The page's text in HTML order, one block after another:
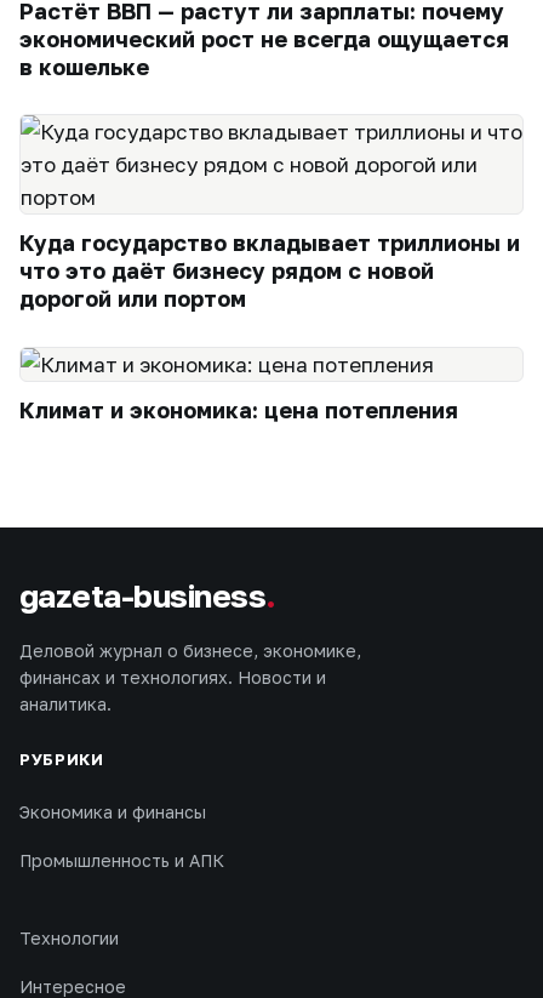
Растёт ВВП — растут ли зарплаты: почему
экономический рост не всегда ощущается
в кошельке
Куда государство вкладывает триллионы и
что это даёт бизнесу рядом с новой
дорогой или портом
Климат и экономика: цена потепления
gazeta-business.
Деловой журнал о бизнесе, экономике,
финансах и технологиях. Новости и
аналитика.
РУБРИКИ
Экономика и финансы
Промышленность и АПК
Технологии
Интересное